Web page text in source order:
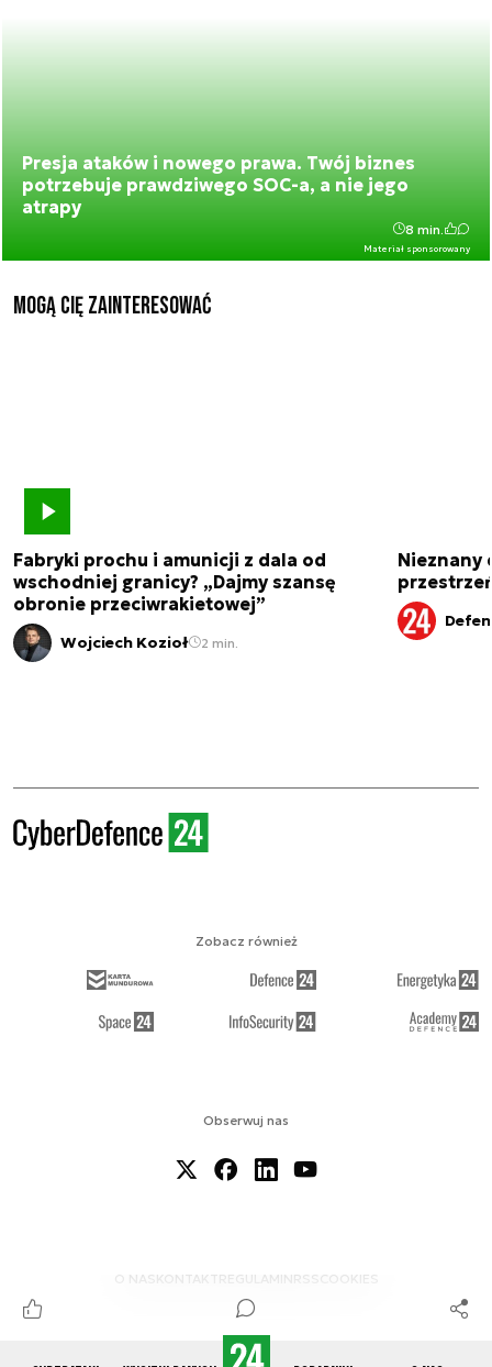
Presja ataków i nowego prawa. Twój biznes
potrzebuje prawdziwego SOC-a, a nie jego
atrapy
Materiał sponsorowany
8 min.
Mogą Cię zainteresować
Fabryki prochu i amunicji z dala od
wschodniej granicy? „Dajmy szansę
obronie przeciwrakietowej”
Wojciech Kozioł 2 min.
Nieznany
Obserwuj nas
O NAS KONTAKTREGULAMINRSS COOKIES
Zobacz również